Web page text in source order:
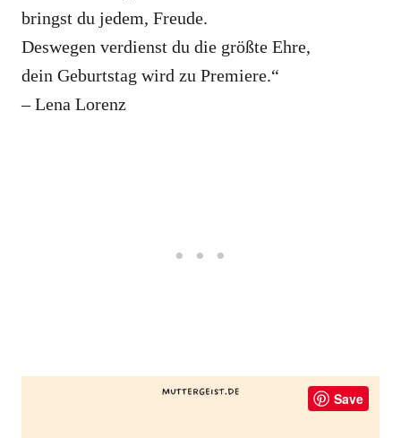
bringst du jedem, Freude.
Deswegen verdienst du die größte Ehre,
dein Geburtstag wird zu Premiere.“
– Lena Lorenz
Save